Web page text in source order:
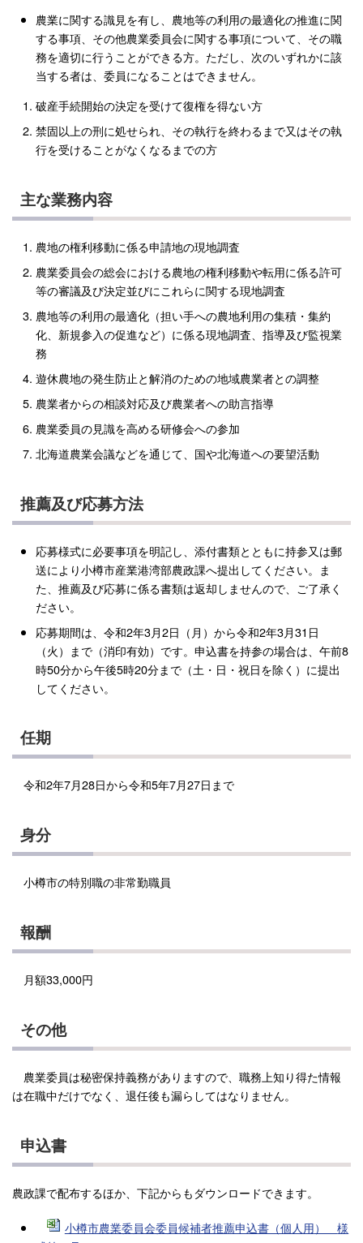
農業に関する識見を有し、農地等の利用の最適化の推進に関
する事項、その他農業委員会に関する事項について、その職
務を適切に行うことができる方。ただし、次のいずれかに該
当する者は、委員になることはできません。
破産手続開始の決定を受けて復権を得ない方
禁固以上の刑に処せられ、その執行を終わるまで又はその執
行を受けることがなくなるまでの方
主な業務内容
農地の権利移動に係る申請地の現地調査
農業委員会の総会における農地の権利移動や転用に係る許可
等の審議及び決定並びにこれらに関する現地調査
農地等の利用の最適化（担い手への農地利用の集積・集約
化、新規参入の促進など）に係る現地調査、指導及び監視業
務
遊休農地の発生防止と解消のための地域農業者との調整
農業者からの相談対応及び農業者への助言指導
農業委員の見識を高める研修会への参加
北海道農業会議などを通じて、国や北海道への要望活動
推薦及び応募方法
応募様式に必要事項を明記し、添付書類とともに持参又は郵
送により小樽市産業港湾部農政課へ提出してください。ま
た、推薦及び応募に係る書類は返却しませんので、ご了承く
ださい。
応募期間は、令和2年3月2日（月）から令和2年3月31日
（火）まで（消印有効）です。申込書を持参の場合は、午前8
時50分から午後5時20分まで（土・日・祝日を除く）に提出
してください。
任期
令和2年7月28日から令和5年7月27日まで
身分
小樽市の特別職の非常勤職員
報酬
月額33,000円
その他
農業委員は秘密保持義務がありますので、職務上知り得た情報
は在職中だけでなく、退任後も漏らしてはなりません。
申込書
農政課で配布するほか、下記からもダウンロードできます。
小樽市農業委員会委員候補者推薦申込書（個人用）様